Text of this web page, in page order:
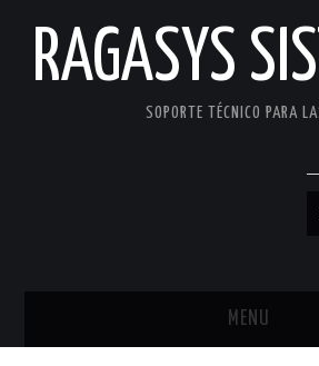
RAGASYS
SOPORTE TÉCNICO PARA
MENU